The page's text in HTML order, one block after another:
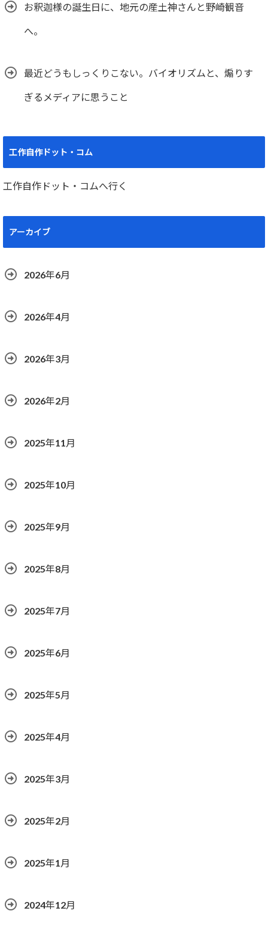
お釈迦様の誕生日に、地元の産土神さんと野崎観音
へ。
最近どうもしっくりこない。バイオリズムと、煽りす
ぎるメディアに思うこと
工作自作ドット・コム
工作自作ドット・コムへ行く
アーカイブ
2026年6月
2026年4月
2026年3月
2026年2月
2025年11月
2025年10月
2025年9月
2025年8月
2025年7月
2025年6月
2025年5月
2025年4月
2025年3月
2025年2月
2025年1月
2024年12月